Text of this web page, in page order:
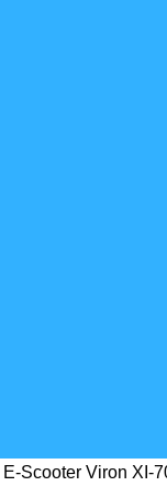
Scooter Viron XI-